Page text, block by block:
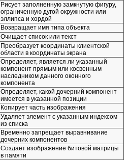
Рисует заполненную замкнутую фигуру,
ограниченную дугой окружности или
эллипса и хордой
Возвращает имя типа объекта
Очищает список или текст
Преобразует координаты клиентской
области в координаты экрана
Определяет, является ли указанный
компонент прямым или косвенным
наследником данного оконного
компонента
Определяет, какой дочерний компонент
имеется в указанной позиции
Копирует часть изображения
Удаляет элемент с указанным индексом
из списка
Временно запрещает выравнивание
дочерних компонентов
Создает изображение битовой матрицы
в памяти